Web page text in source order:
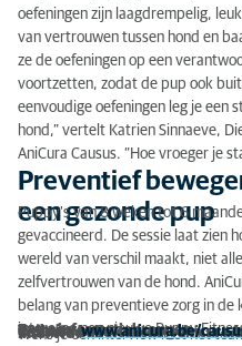
oefeningen zijn laagdrempelig,
van vertrouwen tussen hond en
ze de oefeningen op een
voortzetten, zodat de pup ook
eenvoudige oefeningen leg je een
hond,” vertelt Katrien Sinnaeve,
AniCura Causus. “Hoe vroeger je
Preventief
een gezonde pup
Puppy's van 8 weken tot 6
gevaccineerd. De sessie laat zien
wereld van verschil maakt, niet
zelfvertrouwen van de hond.
belang van preventieve zorg in
interesse nog nieuwe Puppy
Extra informatiebronnen
Website:www.anicura.be/
Contact:
Interview?
Wens je een interview met het